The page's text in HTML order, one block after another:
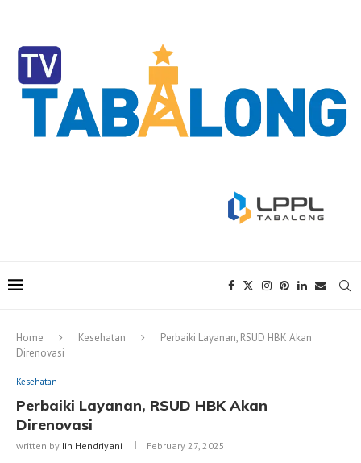
Home Kesehatan
Perbaiki Layanan, RSUD HBK Akan
Direnovasi
Kesehatan
Perbaiki Layanan, RSUD HBK Akan
Direnovasi
written by Iin Hendriyani February 27, 2025